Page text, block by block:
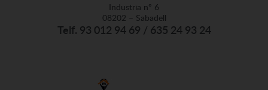
Industria nº 6
08202 – Sabadell
Telf. 93 012 94 69 / 635 24 93 24